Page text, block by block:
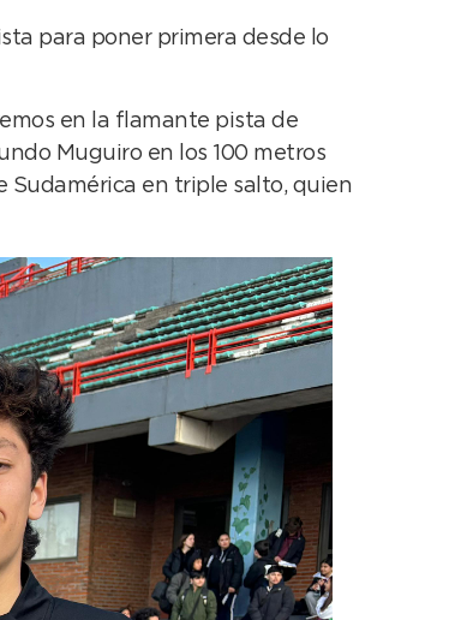
para poner primera desde lo
en la flamante pista de
Muguiro en los 100 metros
Sudamérica en triple salto, quien